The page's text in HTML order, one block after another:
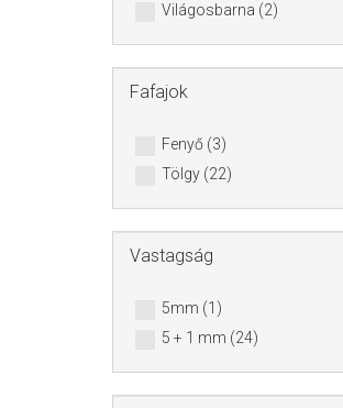
Világosbarna (2)
Fafajok
Fenyő (3)
Tölgy (22)
Vastagság
5mm (1)
5 + 1 mm (24)